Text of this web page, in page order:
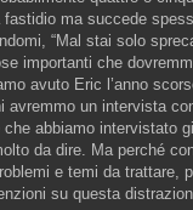
ma succede
“Mal stai solo
importanti che
avuto Eric l’anno
avremmo un intervista
abbiamo intervistato
da dire. Ma perché
e temi da trattare,
su questa